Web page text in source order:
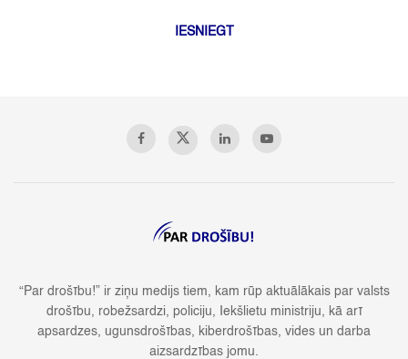
IESNIEGT
“Par drošību!” ir ziņu medijs tiem, kam rūp aktuālākais par valsts
drošību, robežsardzi, policiju, Iekšlietu ministriju, kā arī
apsardzes, ugunsdrošības, kiberdrošības, vides un darba
aizsardzības jomu.